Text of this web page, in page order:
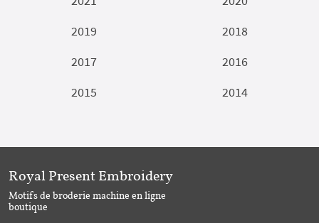
2019
2018
2017
2016
2015
2014
Royal Present Embroidery
Motifs de broderie machine en ligne
boutique